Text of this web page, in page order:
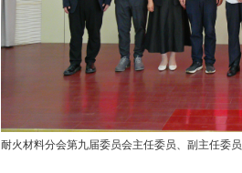
耐火材料分会第九届委员会主任委员、副主任委员